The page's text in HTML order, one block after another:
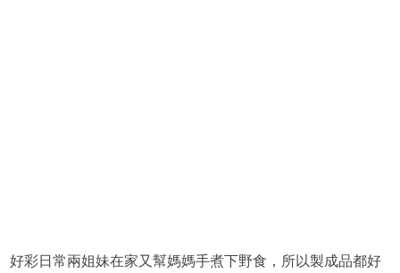
好彩日常兩姐妹在家又幫媽媽手煮下野食，所以製成品都好